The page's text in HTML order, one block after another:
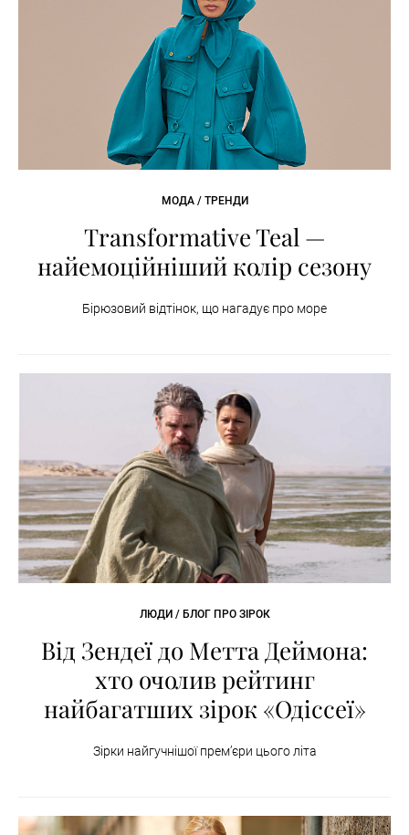
МОДА / ТРЕНДИ
Transformative Teal —
найемоційніший колір сезону
Бірюзовий відтінок, що нагадує про море
ЛЮДИ / БЛОГ ПРО ЗІРОК
Від Зендеї до Метта Деймона:
хто очолив рейтинг
найбагатших зірок «Одіссеї»
Зірки найгучнішої премʼєри цього літа